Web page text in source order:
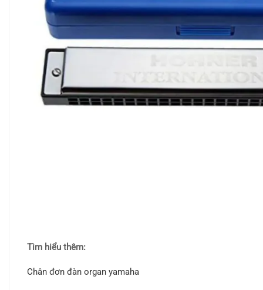
Tìm hiểu thêm:
Chân đơn đàn organ yamaha